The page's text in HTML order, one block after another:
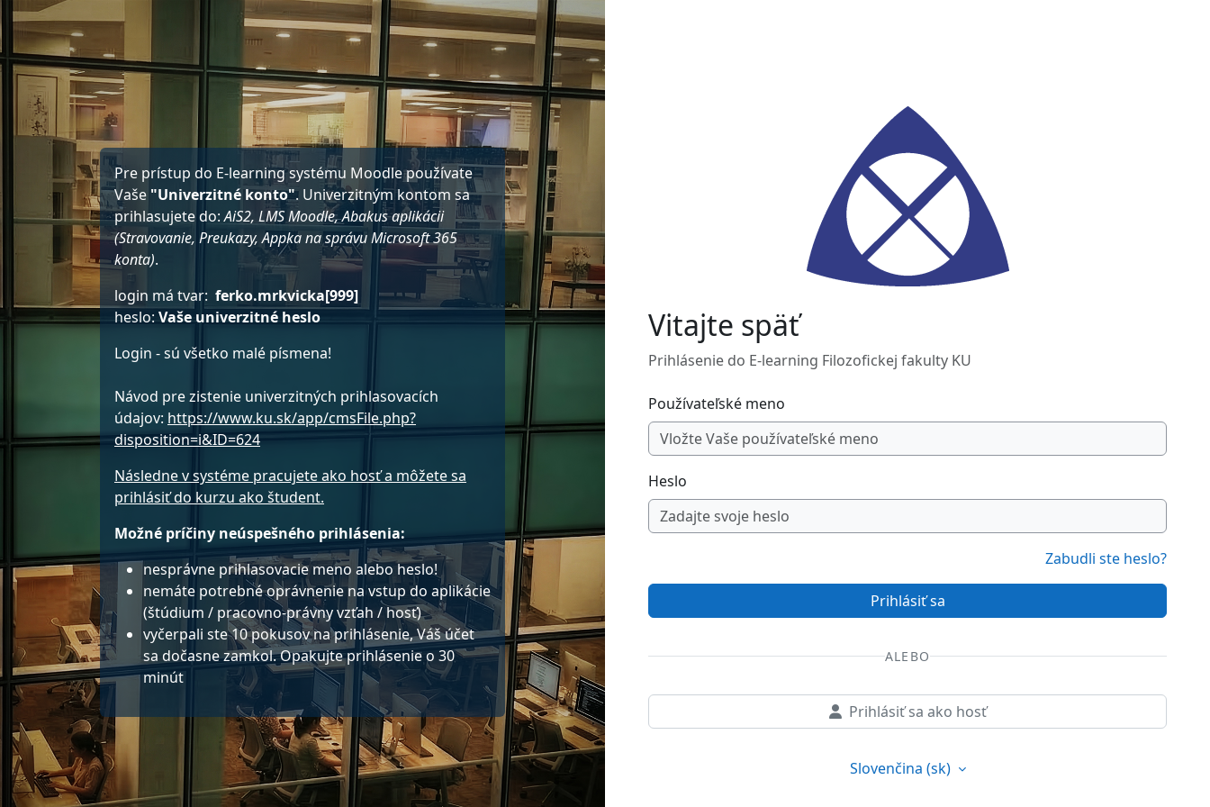
Preskočiť na hlavný obsah
Pre prístup do E-learning systému Moodle používate
Vaše "Univerzitné konto". Univerzitným kontom sa
prihlasujete do:AiS2, LMS Moodle, Abakus aplikácii
(Stravovanie, Preukazy, Appka na správu Microsoft 365
konta).
login má tvar: ferko.mrkvicka[999]
heslo:Vaše univerzitné heslo
Login - sú všetko malé písmena!
Návod pre zistenie univerzitných prihlasovacích
údajov: https://www.ku.sk/app/cmsFile.php?
disposition=i&ID=624
Následne v systéme pracujete ako hosť a môžete sa
prihlásiť do kurzu ako študent.
Možné príčiny neúspešného prihlásenia:
nesprávne prihlasovacie meno alebo heslo!
nemáte potrebné oprávnenie na vstup do aplikácie
(štúdium / pracovno-právny vzťah / hosť)
vyčerpali ste 10 pokusov na prihlásenie, Váš účet
sa dočasne zamkol. Opakujte prihlásenie o 30
minút
Vitajte späť
Prihlásenie do E-learning Filozofickej fakulty KU
Používateľské meno
Heslo
Zabudli ste heslo?
Prihlásiť sa
ALEBO
Prihlásiť sa ako hosť
Slovenčina ‎(sk)‎